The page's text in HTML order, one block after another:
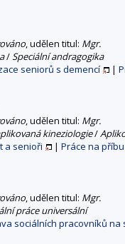
, udělen titul: Mgr.
/Speciální andragogika
seniorů s demencí |
, udělen titul: Mgr.
kineziologie/
a senioři | Práce na
, udělen titul: Mgr.
práce universální
sociálních pracovníků